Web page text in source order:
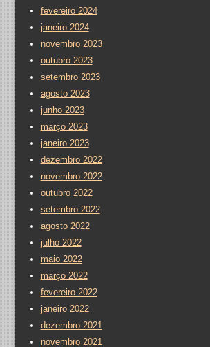
fevereiro 2024
janeiro 2024
novembro 2023
outubro 2023
setembro 2023
agosto 2023
junho 2023
março 2023
janeiro 2023
dezembro 2022
novembro 2022
outubro 2022
setembro 2022
agosto 2022
julho 2022
maio 2022
março 2022
fevereiro 2022
janeiro 2022
dezembro 2021
novembro 2021